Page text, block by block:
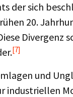
der sich
20.
Divergenz
[7]
und
industriellen